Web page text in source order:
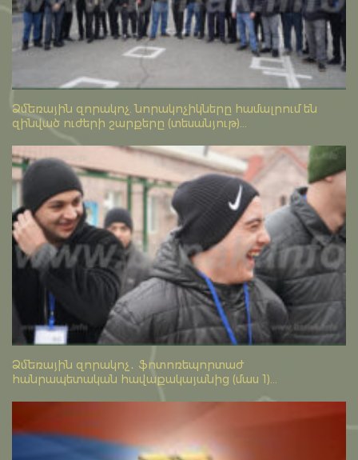
Ձմեռային զորակոչ. նորակոչիկները համալրում են
զինված ուժերի շարքերը (տեսանյութ)...
Ձմեռային զորակոչ․ ֆոտոռեպորտաժ
հանրապետական հավաքակայանից (մաս 1)...